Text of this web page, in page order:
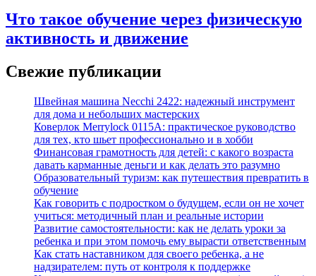
Что такое обучение через физическую
активность и движение
Свежие публикации
Швейная машина Necchi 2422: надежный инструмент
для дома и небольших мастерских
Коверлок Merrylock 0115A: практическое руководство
для тех, кто шьет профессионально и в хобби
Финансовая грамотность для детей: с какого возраста
давать карманные деньги и как делать это разумно
Образовательный туризм: как путешествия превратить в
обучение
Как говорить с подростком о будущем, если он не хочет
учиться: методичный план и реальные истории
Развитие самостоятельности: как не делать уроки за
ребенка и при этом помочь ему вырасти ответственным
Как стать наставником для своего ребенка, а не
надзирателем: путь от контроля к поддержке